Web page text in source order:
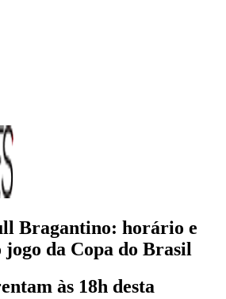
Bragantino: horário e
jogo da Copa do Brasil
às 18h desta